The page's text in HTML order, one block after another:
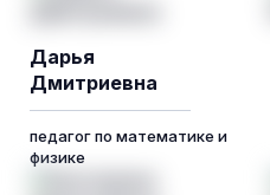
Дарья
Дмитриевна
педагог по математике и
физике